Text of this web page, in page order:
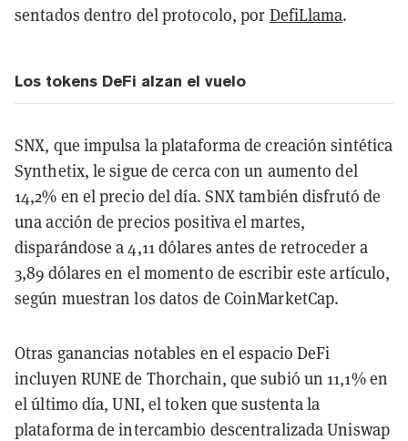
sentados dentro del protocolo, por DefiLlama.
Los tokens DeFi alzan el vuelo
SNX, que impulsa la plataforma de creación sintética
Synthetix, le sigue de cerca con un aumento del
14,2% en el precio del día. SNX también disfrutó de
una acción de precios positiva el martes,
disparándose a 4,11 dólares antes de retroceder a
3,89 dólares en el momento de escribir este artículo,
según muestran los datos de CoinMarketCap.
Otras ganancias notables en el espacio DeFi
incluyen RUNE de Thorchain, que subió un 11,1% en
el último día, UNI, el token que sustenta la
plataforma de intercambio descentralizada Uniswap